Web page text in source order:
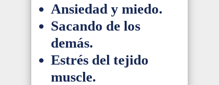
Ansiedad y miedo.
Sacando de los
demás.
Estrés del tejido
muscle.